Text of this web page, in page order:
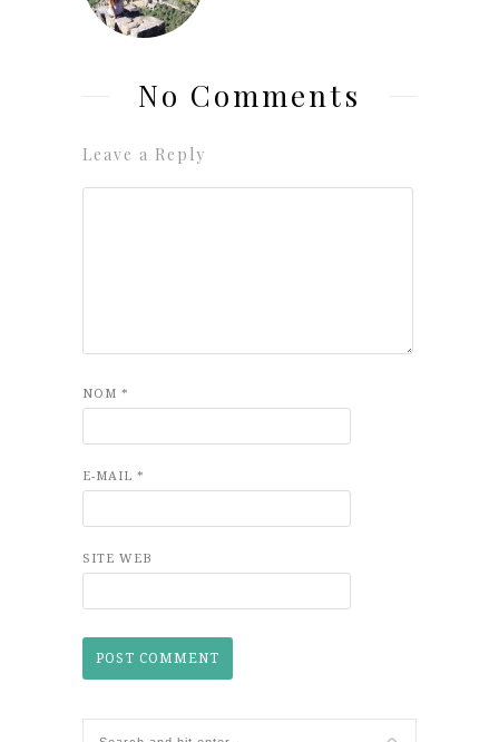
No Comments
Leave a Reply
NOM *
E-MAIL *
SITE WEB